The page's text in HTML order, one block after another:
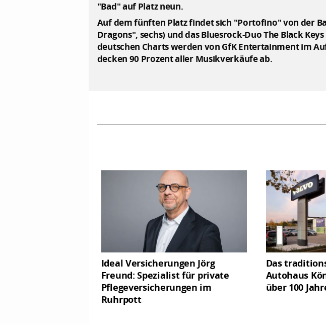
"Bad" auf Platz neun.
Auf dem fünften Platz findet sich "Portofino" von der
Dragons", sechs) und das Bluesrock-Duo The Black
deutschen Charts werden von GfK Entertainment im
decken 90 Prozent aller Musikverkäufe ab.
Ideal Versicherungen Jörg
Freund: Spezialist für private
Pflegeversicherungen im
Ruhrpott
Das
Autohaus
über 100